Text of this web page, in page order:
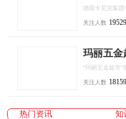
关注人数 19529
玛丽五金
关注人数 18159
热门资讯 知